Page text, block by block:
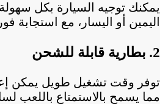
يمكنك توجيه السيارة بكل سهولة
اليمين أو اليسار، مع استجابة
2. بطارية قابلة للشحن
توفر وقت تشغيل طويل يمكن
مما يسمح بالاستمتاع باللعب